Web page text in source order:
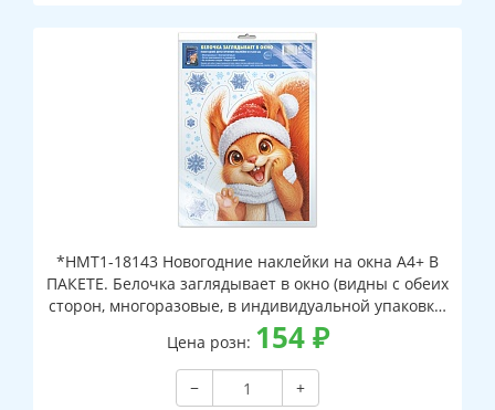
*НМТ1-18143 Новогодние наклейки на окна А4+ В
ПАКЕТЕ. Белочка заглядывает в окно (видны с обеих
сторон, многоразовые, в индивидуальной упаковке,
с европодвесом и клеевым клапаном)
Цена розн: 154₽
−
+